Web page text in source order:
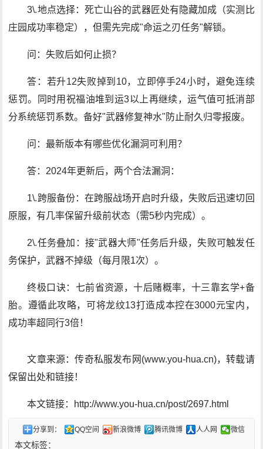
3\.地点选择：死亡山谷的武器匠处有隐藏加成（实测比
庄园成功率稳定），但需先完成"命运之刃任务"解锁。
问：失败后如何止损？
答：若升12失败掉到10，立即停手24小时，避免连续
惩罚。同时用祝福油堆到运3以上再继续，运气值可抵消部
分系统惩罚系数。备好"武器修复神水"防止耐久归零报废。
问：最新版本有哪些优化漏洞可利用？
答：2024年更新后，两个合法漏洞：
1\.跨服备份：在跨服战场开启时升级，失败后迅速切回
原服，有几率保留升级前状态（需5秒内完成）。
2\.任务叠加：接"武器大师"任务后升级，失败可触发任
务保护，武器不掉级（每月限1次）。
终极口诀：七前省资源，十后赌概率，十三靠玄学+备
胎。遵循此攻略，可将龙纹13打造成本控在3000元宝内，
成功率超同行3倍！
文章来源：传奇私服发布网(www.you-hua.cn)，转载请
保留出处和链接！
本文链接：http://www.you-hua.cn/post/2697.html
分享到： QQ空间 新浪微博 腾讯微博 人人网 微信
本文标签：